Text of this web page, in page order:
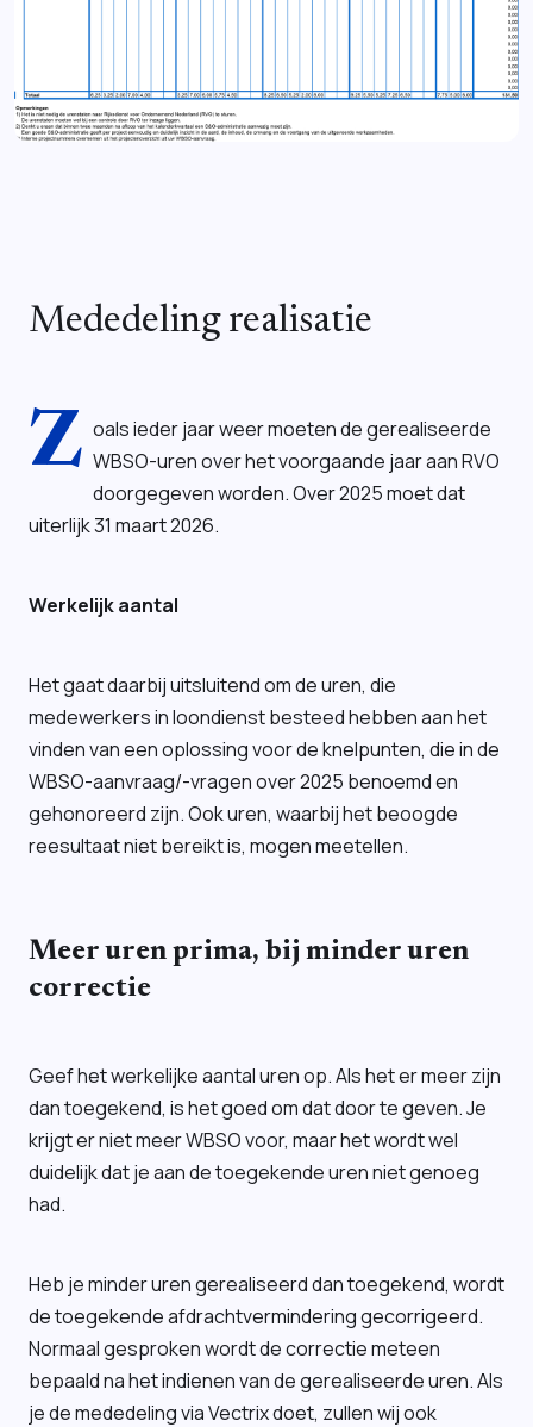
Mededeling realisatie
Z oals ieder jaar weer moeten de gerealiseerde
WBSO-uren over het voorgaande jaar aan RVO
doorgegeven worden. Over 2025 moet dat
uiterlijk 31 maart 2026.
Werkelijk aantal
Het gaat daarbij uitsluitend om de uren, die
medewerkers in loondienst besteed hebben aan het
vinden van een oplossing voor de knelpunten, die in de
WBSO-aanvraag/-vragen over 2025 benoemd en
gehonoreerd zijn. Ook uren, waarbij het beoogde
reesultaat niet bereikt is, mogen meetellen.
Meer uren prima, bij minder uren
correctie
Geef het werkelijke aantal uren op. Als het er meer zijn
dan toegekend, is het goed om dat door te geven. Je
krijgt er niet meer WBSO voor, maar het wordt wel
duidelijk dat je aan de toegekende uren niet genoeg
had.
Heb je minder uren gerealiseerd dan toegekend, wordt
de toegekende afdrachtvermindering gecorrigeerd.
Normaal gesproken wordt de correctie meteen
bepaald na het indienen van de gerealiseerde uren. Als
je de mededeling via Vectrix doet, zullen wij ook